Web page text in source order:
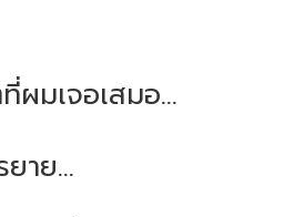
ผมเจอเสมอ...
าย...